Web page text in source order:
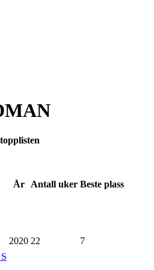
År Antall uker Beste plass
2020 22 7